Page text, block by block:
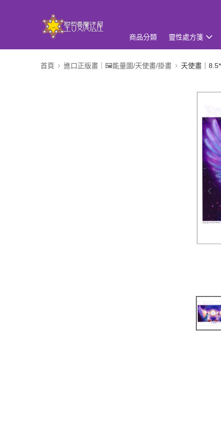
商品分類 靈性處方箋
首頁 進口正版畫｜🖼️能量圖/天使畫/掛畫 天使畫｜